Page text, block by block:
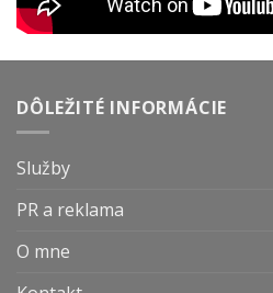
DÔLEŽITÉ INFORMÁCIE
Služby
PR a reklama
O mne